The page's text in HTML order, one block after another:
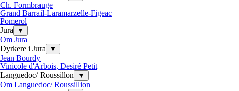
Ch. Formbrauge
Grand Barrail-Laramarzelle-Figeac
Pomerol
Jura
▼
Om Jura
Dyrkere i Jura
▼
Jean Bourdy
Vinicole d'Arbois, Desiré Petit
Languedoc/ Roussillon
▼
Om Languedoc/ Roussillion